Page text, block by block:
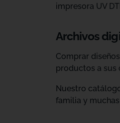
impresora UV
Archivos
Comprar
productos a sus
Nuestro
familia y muchas